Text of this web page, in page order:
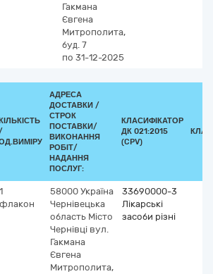
Гакмана
Євгена
Митрополита,
буд. 7
по 31-12-2025
АДРЕСА
ДОСТАВКИ /
СТРОК
ПОСТАВКИ/
ВИКОНАННЯ
РОБІТ/
НАДАННЯ
ПОСЛУГ:
КЛАСИФІКАТОР
ДК 021:2015
(CPV)
1
флакон
58000 Україна
Чернівецька
область Місто
Чернівці вул.
Гакмана
Євгена
Митрополита,
33690000-3
Лікарські
засоби різні